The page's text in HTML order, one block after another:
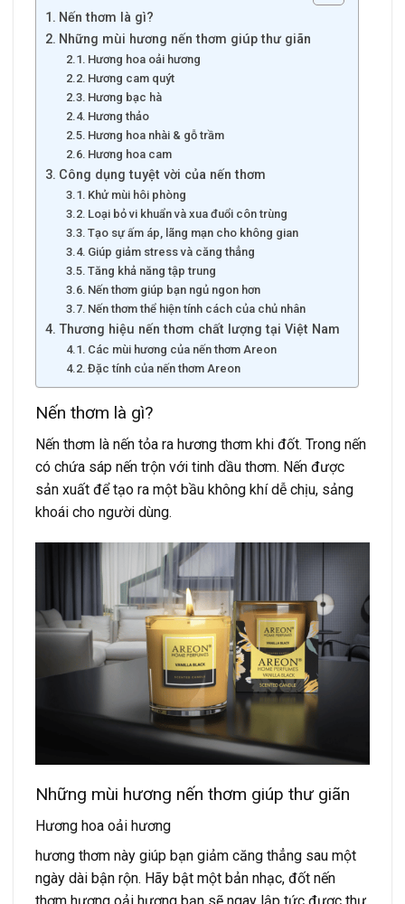
Nến thơm là gì?
Những mùi hương nến thơm giúp thư giãn
Hương hoa oải hương
Hương cam quýt
Hương bạc hà
Hương thảo
Hương hoa nhài & gỗ trầm
Hương hoa cam
Công dụng tuyệt vời của nến thơm
Khử mùi hôi phòng
Loại bỏ vi khuẩn và xua đuổi côn trùng
Tạo sự ấm áp, lãng mạn cho không gian
Giúp giảm stress và căng thẳng
Tăng khả năng tập trung
Nến thơm giúp bạn ngủ ngon hơn
Nến thơm thể hiện tính cách của chủ nhân
Thương hiệu nến thơm chất lượng tại Việt Nam
Các mùi hương của nến thơm Areon
Đặc tính của nến thơm Areon
Nến thơm là gì?
Nến thơm là nến tỏa ra hương thơm khi đốt. Trong nến
có chứa sáp nến trộn với tinh dầu thơm. Nến được
sản xuất để tạo ra một bầu không khí dễ chịu, sảng
khoái cho người dùng.
Những mùi hương nến thơm giúp thư giãn
Hương hoa oải hương
hương thơm này giúp bạn giảm căng thẳng sau một
ngày dài bận rộn. Hãy bật một bản nhạc, đốt nến